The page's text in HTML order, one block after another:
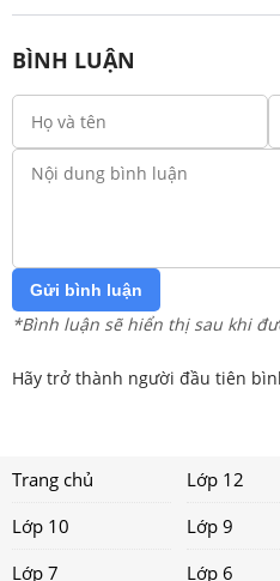
BÌNH LUẬN
Gửi bình luận
*Bình luận sẽ hiển thị sau khi
Hãy trở thành người đầu tiên
Trang chủ Lớp 12
Lớp 10
Lớp 9
Lớp 7
Lớp 6